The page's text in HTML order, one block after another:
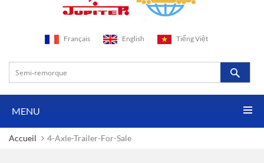
Français English Tiếng Việt
MENU
Accueil 4-Axle-Trailer-For-Sale